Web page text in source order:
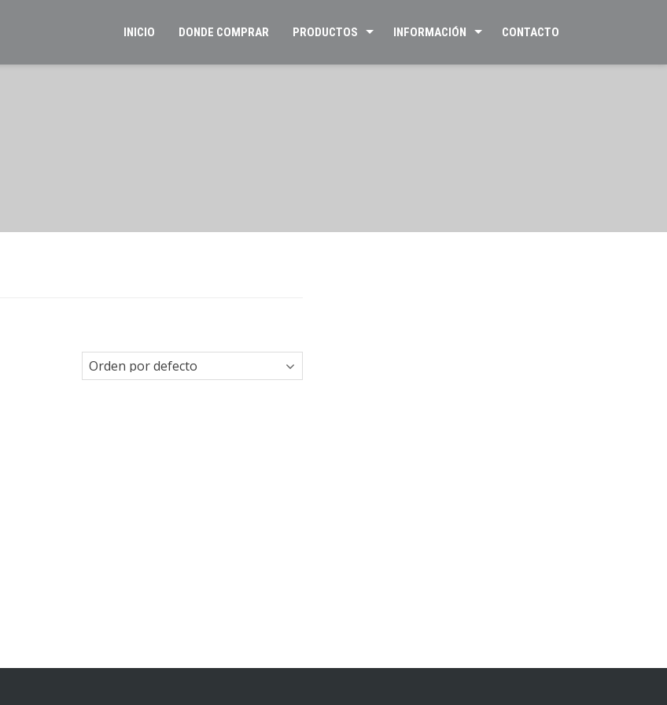
INICIO DONDE COMPRAR PRODUCTOS INFORMACIÓN CONTACTO